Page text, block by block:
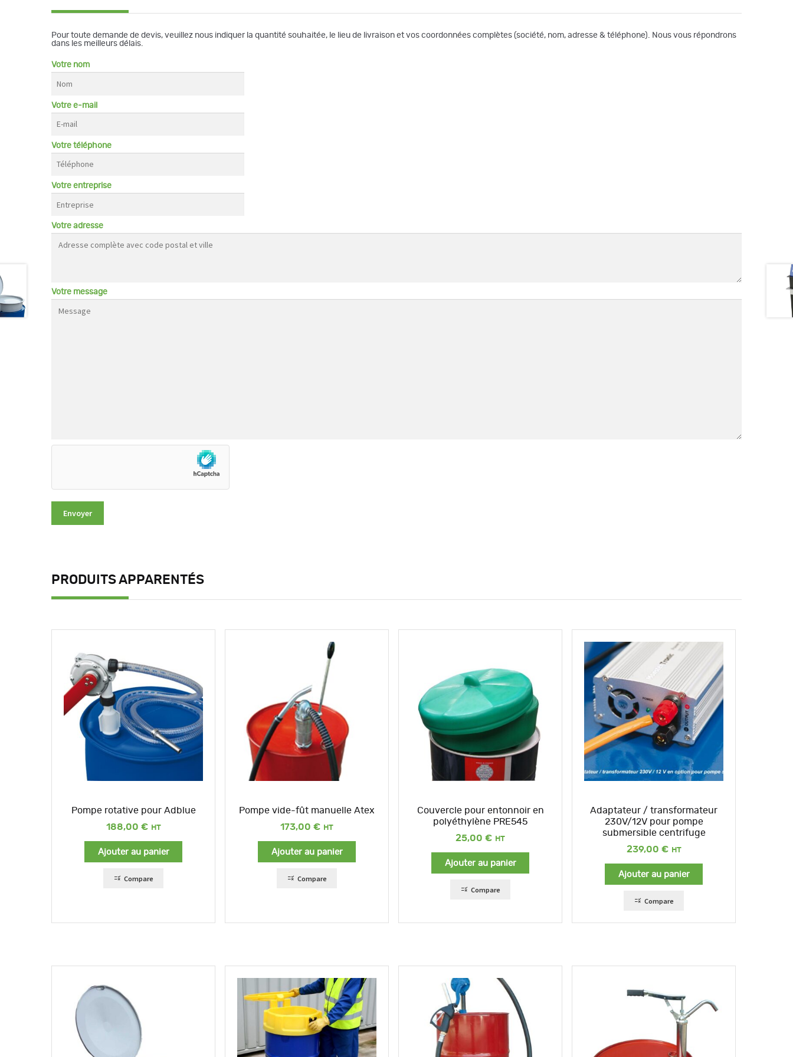
Pour toute demande de devis, veuillez nous indiquer la quantité souhaitée, le lieu de livraison et vos coordonnées complètes (société, nom, adresse & téléphone). Nous vous répondrons
dans les meilleurs délais.
Votre nom
Votre e-mail
Votre téléphone
Votre entreprise
Votre adresse
Votre message
PRODUITS APPARENTÉS
Pompe rotative pour Adblue
188,00 €
Ajouter au panier
Compare
Pompe vide-fût manuelle Atex
173,00 €
Ajouter au panier
Compare
Couvercle pour entonnoir en
polyéthylène PRE545
25,00 €
Ajouter au panier
Compare
Adaptateur / transformateur
230V/12V pour pompe
submersible centrifuge
239,00 €
Ajouter au panier
Compare